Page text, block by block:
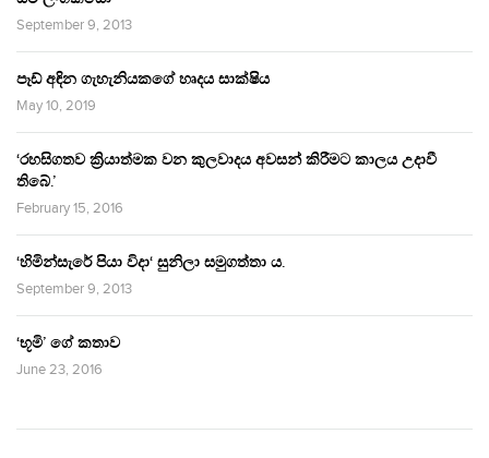
September 9, 2013
පෑඩ් අඳින ගැහැනියකගේ හෘදය සාක්ෂිය
May 10, 2019
‘රහසිගතව ක්‍රියාත්මක වන කුලවාදය අවසන් කිරීමට කාලය උදාවී
තිබේ.’
February 15, 2016
‘හිමින්සැරේ පියා විදා‘ සුනිලා සමුගත්තා ය.
September 9, 2013
‘භූමි’ ගේ කතාව
June 23, 2016